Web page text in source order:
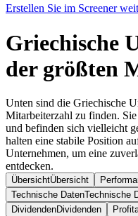
Erstellen Sie im Screener
Griechische
der größten
Unten sind die Griechische
Mitarbeiterzahl zu finden.
und befinden sich vielleicht
halten eine stabile Position
Unternehmen, um eine
entdecken.
ÜbersichtÜbersicht
Technische DatenTechnische
DividendenDividenden